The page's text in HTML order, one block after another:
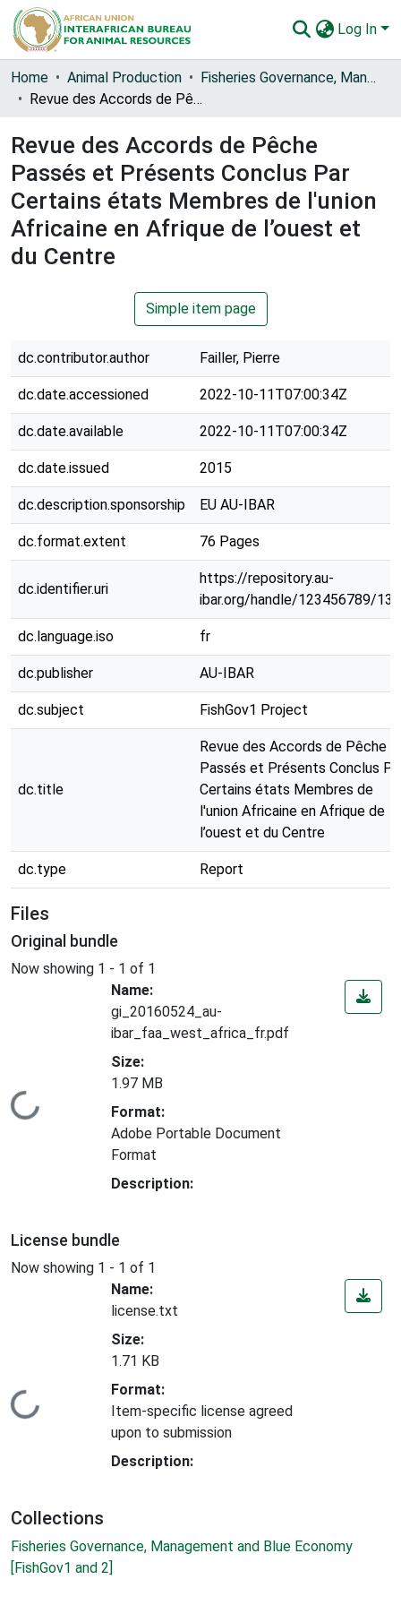
Log In
Communities & Collections
Statistics
Home Animal Production
Fisheries Governance, Management and Blue Economy [FishGov1 and 2]
Revue des Accords de Pêche Passés et Présents Conclus Par Certains états Membres de l'union Africaine en Afrique de l’ouest et du Centre
Revue des Accords de Pêche
Passés et Présents Conclus Par
Certains états Membres de l'union
Africaine en Afrique de l’ouest et
du Centre
Simple item page
dc.contributor.author Failler, Pierre
dc.date.accessioned 2022-10-11T07:00:34Z
dc.date.available 2022-10-11T07:00:34Z
dc.date.issued 2015
dc.description.sponsorship EU AU-IBAR
dc.format.extent 76 Pages
dc.identifier.uri
https://repository.au-
ibar.org/handle/123456789/
dc.language.iso fr
dc.publisher AU-IBAR
dc.subject FishGov1 Project
dc.title
Revue des Accords de Pêche
Passés et Présents Conclus
Certains états Membres de
l'union Africaine en Afrique de
l’ouest et du Centre
dc.type Report
Files
Original bundle
Now showing 1 - 1 of 1
Loading...
Name:
gi_20160524_au-
ibar_faa_west_africa_fr.pdf
Size:
1.97 MB
Format:
Adobe Portable Document
Format
Description:
License bundle
Now showing 1 - 1 of 1
Loading...
Name:
license.txt
Size:
1.71 KB
Format:
Item-specific license agreed
upon to submission
Description:
Collections
Fisheries Governance, Management and Blue Economy
[FishGov1 and 2]